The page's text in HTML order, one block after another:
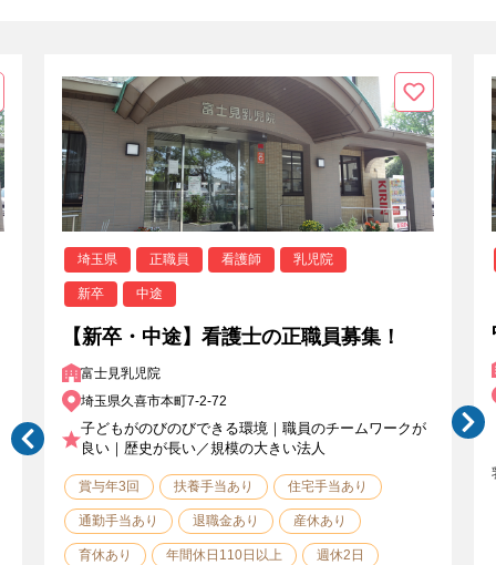
埼玉県 正職員 看護師 乳児院
新卒 中途
【新卒・中途】看護士の正職員募集！
富士見乳児院
埼玉県久喜市本町7-2-72
子どもがのびのびできる環境｜職員のチームワークが
良い｜歴史が長い／規模の大きい法人
賞与年3回 扶養手当あり 住宅手当あり
通勤手当あり 退職金あり 産休あり
育休あり 年間休日110日以上 週休2日